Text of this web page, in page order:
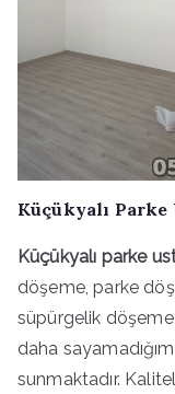
Küçükyalı Parke
Küçükyalı parke
döşeme, parke
süpürgelik
daha
sunmaktadır.